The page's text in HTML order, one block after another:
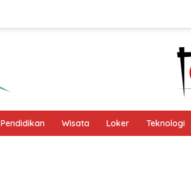
Pendidikan Wisata Loker Teknologi